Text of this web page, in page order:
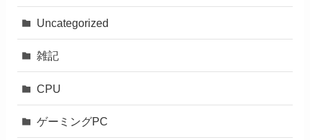
Uncategorized
雑記
CPU
ゲーミングPC